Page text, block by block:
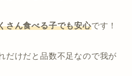
さん食べる子でも安心です！
だけだと品数不足なので我が